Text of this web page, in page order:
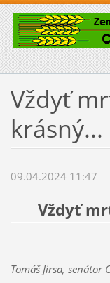
Vždyť
krásný...
09.04.2024 11:47
Vždyť
Tomáš Jirsa, senátor